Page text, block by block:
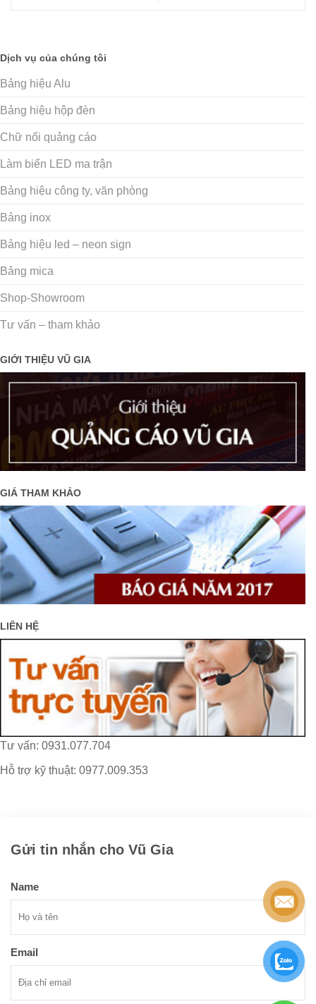
Dịch vụ của chúng tôi
Bảng hiệu Alu
Bảng hiệu hộp đèn
Chữ nổi quảng cáo
Làm biển LED ma trận
Bảng hiệu công ty, văn phòng
Bảng inox
Bảng hiệu led – neon sign
Bảng mica
Shop-Showroom
Tư vấn – tham khảo
GIỚI THIỆU VŨ GIA
GIÁ THAM KHẢO
LIÊN HỆ
Tư vấn: 0931.077.704
Hỗ trợ kỹ thuật: 0977.009.353
Gửi tin nhắn cho Vũ Gia
Name
Email